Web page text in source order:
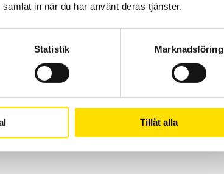
in när du har använt deras tjänster.
Statistik Marknadsföring
Tillåt alla